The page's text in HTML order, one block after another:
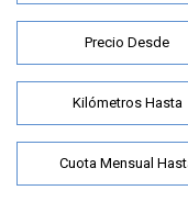
Precio Desde
Kilómetros Hasta
Cuota Mensual